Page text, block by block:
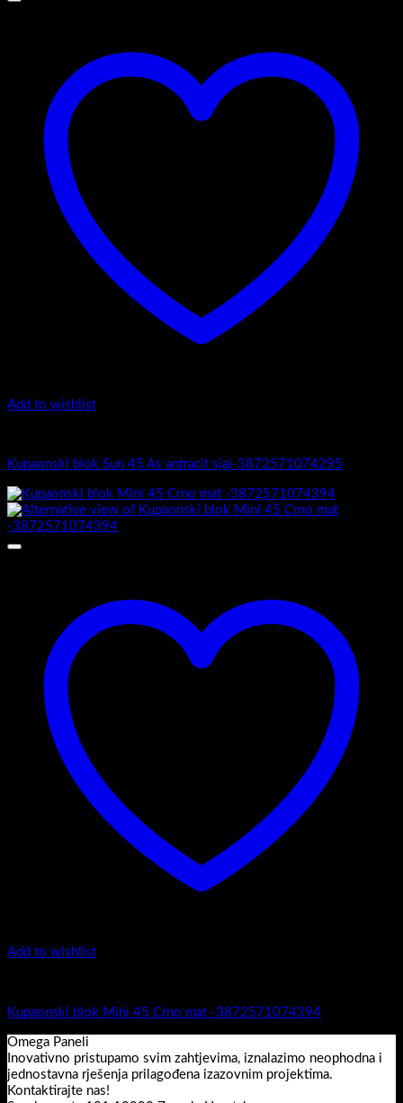
Add to wishlist
Kupaonski blok Sun 45 As antracit sjaj-3872571074295
Add to wishlist
Kupaonski blok Mini 45 Crno mat -3872571074394
Omega Paneli
Inovativno pristupamo svim zahtjevima, iznalazimo neophodna i
jednostavna rješenja prilagođena izazovnim projektima.
Kontaktirajte nas!